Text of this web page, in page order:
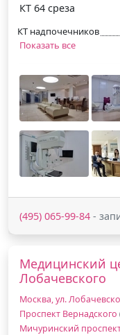
КТ 64 среза
КТ надпочечников
Показать все
(495) 065-99-84 -
Медицинский
Лобачевского
Москва, ул.
Проспект Вернадского
Мичуринский